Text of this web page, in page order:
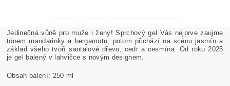
Jedinečná vůně pro muže i ženy! Sprchový gel Vás nejprve zaujme
tónem mandarinky a bergamotu, potom přichází na scénu jasmín a
základ všeho tvoří santalové dřevo, cedr a cesmína. Od roku 2025
je gel balený v lahvičce s novým designem.
Obsah balení: 250 ml